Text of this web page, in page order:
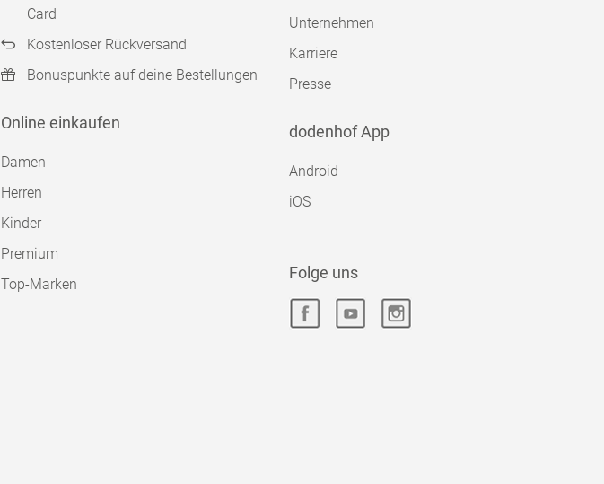
Card
Kostenloser Rückversand
Bonuspunkte auf deine Bestellungen
Online einkaufen
Damen
Herren
Kinder
Premium
Top-Marken
Unternehmen
Karriere
Presse
dodenhof App
Android
iOS
Folge uns